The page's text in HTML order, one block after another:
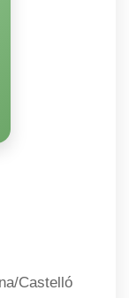
Castelló